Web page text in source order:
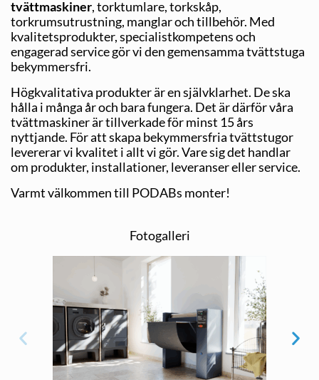
tvättmaskiner, torktumlare, torkskåp,
torkrumsutrustning, manglar och tillbehör. Med
kvalitetsprodukter, specialistkompetens och
engagerad service gör vi den gemensamma tvättstuga
bekymmersfri.
Högkvalitativa produkter är en självklarhet. De ska
hålla i många år och bara fungera. Det är därför våra
tvättmaskiner är tillverkade för minst 15 års
nyttjande. För att skapa bekymmersfria tvättstugor
levererar vi kvalitet i allt vi gör. Vare sig det handlar
om produkter, installationer, leveranser eller service.
Varmt välkommen till PODABs monter!
Fotogalleri